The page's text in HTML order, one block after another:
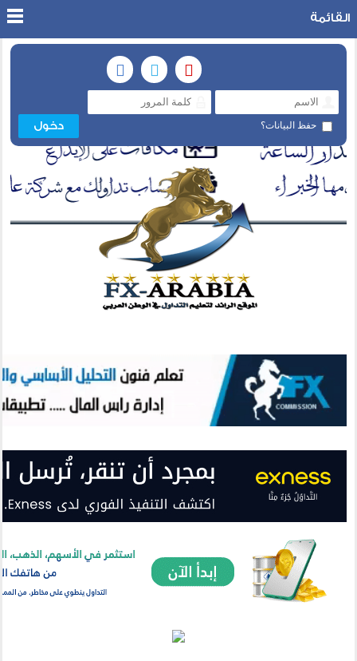
حفظ البيانات؟
القائمة